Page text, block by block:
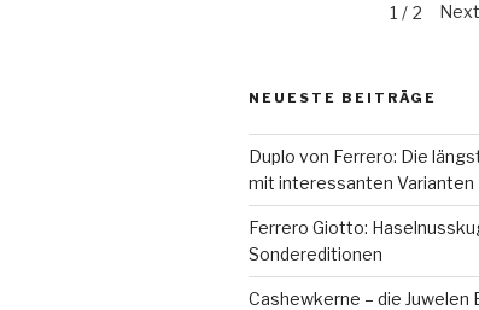
1 / 2 Next
NEUESTE BEITRÄGE
Duplo von Ferrero: Die
mit interessanten Varianten
Ferrero Giotto:
Sondereditionen
Cashewkerne – die Juwelen